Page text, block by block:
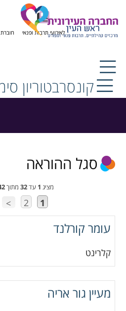
לאירועי תרבות ופנאי חוברת
קונסרבטוריון
סגל ההוראה
מציג 1 עד32 מתוך
1
2
>
עומר קורלנד
קלרינט
מעיין גור אריה